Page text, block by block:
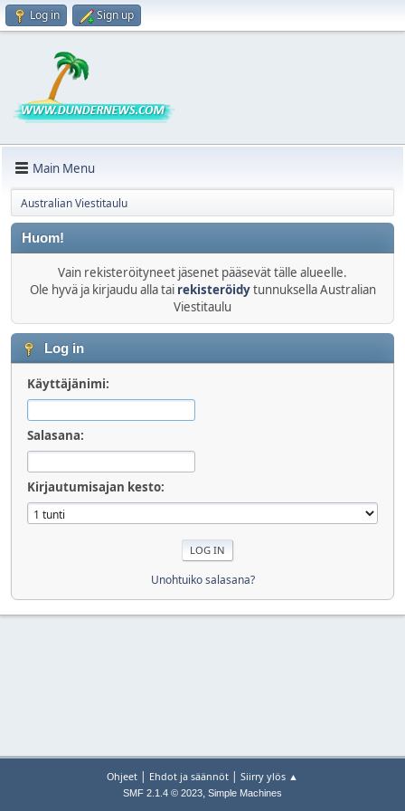
Log in Sign up
Main Menu
Australian Viestitaulu
Huom!
Vain rekisteröityneet jäsenet pääsevät tälle alueelle.
Ole hyvä ja kirjaudu alla tai rekisteröidytunnuksella Australian
Viestitaulu
Log in
Käyttäjänimi:
Salasana:
Kirjautumisajan kesto:
Unohtuiko salasana?
Ohjeet | Ehdot ja säännöt | Siirry ylös ▲
SMF 2.1.4 © 2023, Simple Machines